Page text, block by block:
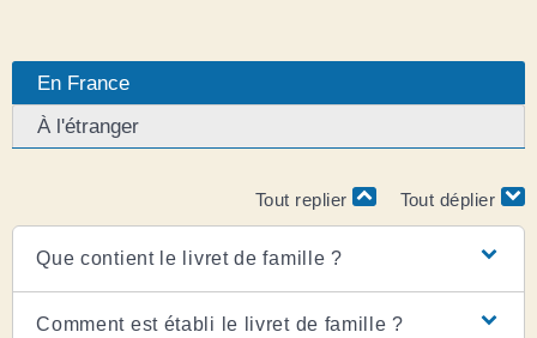
En France
À l'étranger
Tout replier Tout déplier
Que contient le livret de famille ?
Comment est établi le livret de famille ?